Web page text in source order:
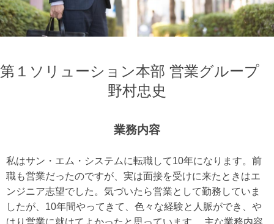
第１ソリューション本部 営業グループ
野村忠史
業務内容
私はサン・エム・システムに転職して10年になります。前
職も営業だったのですが、実は面接を受けに来たときはエ
ンジニア志望でした。気づいたら営業として勤務していま
したが、10年間やってきて、色々な経験と人脈ができ、や
はり営業に就けてよかったと思っています。 主な業務内容